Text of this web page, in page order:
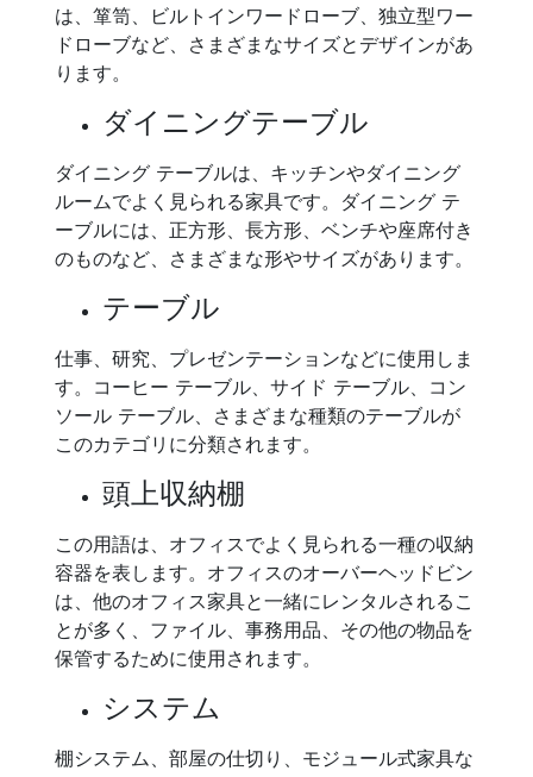
は、箪笥、ビルトインワードローブ、独立型ワー
ドローブなど、さまざまなサイズとデザインがあ
ります。
ダイニングテーブル
ダイニング テーブルは、キッチンやダイニング
ルームでよく見られる家具です。ダイニング テ
ーブルには、正方形、長方形、ベンチや座席付き
のものなど、さまざまな形やサイズがあります。
テーブル
仕事、研究、プレゼンテーションなどに使用しま
す。コーヒー テーブル、サイド テーブル、コン
ソール テーブル、さまざまな種類のテーブルが
このカテゴリに分類されます。
頭上収納棚
この用語は、オフィスでよく見られる一種の収納
容器を表します。オフィスのオーバーヘッドビン
は、他のオフィス家具と一緒にレンタルされるこ
とが多く、ファイル、事務用品、その他の物品を
保管するために使用されます。
システム
棚システム、部屋の仕切り、モジュール式家具な